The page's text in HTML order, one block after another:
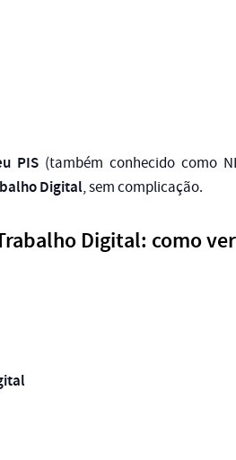
PIS (também conhecido como
Digital, sem complicação.
Digital: como ver